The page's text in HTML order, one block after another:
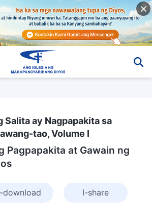
Salita ay Nagpapakita sa
tao, Volume I
Pagpapakita at Gawain ng
download I-share